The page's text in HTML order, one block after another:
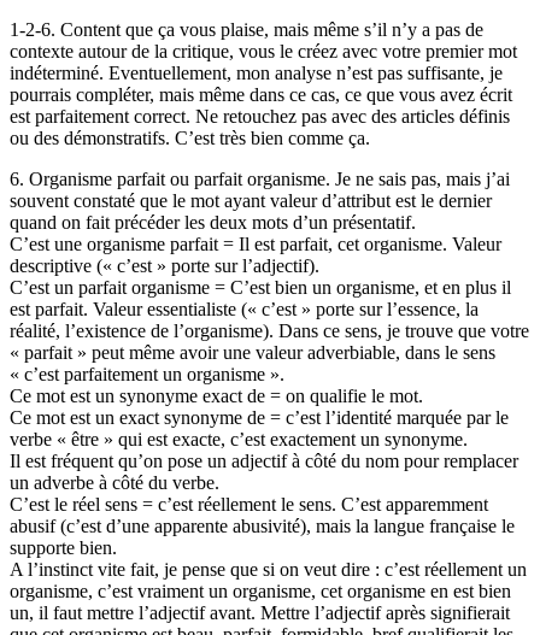
1-2-6. Content que ça vous plaise, mais même s’il n’y a pas de
contexte autour de la critique, vous le créez avec votre premier mot
indéterminé. Eventuellement, mon analyse n’est pas suffisante, je
pourrais compléter, mais même dans ce cas, ce que vous avez écrit
est parfaitement correct. Ne retouchez pas avec des articles définis
ou des démonstratifs. C’est très bien comme ça.
6. Organisme parfait ou parfait organisme. Je ne sais pas, mais j’ai
souvent constaté que le mot ayant valeur d’attribut est le dernier
quand on fait précéder les deux mots d’un présentatif.
C’est une organisme parfait = Il est parfait, cet organisme. Valeur
descriptive (« c’est » porte sur l’adjectif).
C’est un parfait organisme = C’est bien un organisme, et en plus il
est parfait. Valeur essentialiste (« c’est » porte sur l’essence, la
réalité, l’existence de l’organisme). Dans ce sens, je trouve que votre
« parfait » peut même avoir une valeur adverbiable, dans le sens
« c’est parfaitement un organisme ».
Ce mot est un synonyme exact de = on qualifie le mot.
Ce mot est un exact synonyme de = c’est l’identité marquée par le
verbe « être » qui est exacte, c’est exactement un synonyme.
Il est fréquent qu’on pose un adjectif à côté du nom pour remplacer
un adverbe à côté du verbe.
C’est le réel sens = c’est réellement le sens. C’est apparemment
abusif (c’est d’une apparente abusivité), mais la langue française le
supporte bien.
A l’instinct vite fait, je pense que si on veut dire : c’est réellement un
organisme, c’est vraiment un organisme, cet organisme en est bien
un, il faut mettre l’adjectif avant. Mettre l’adjectif après signifierait